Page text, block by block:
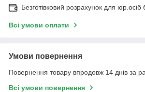
Безготівковий розрахунок для
Всі умови оплати
Умови повернення
Повернення товару впродовж 14 днів за
Всі умови повернення